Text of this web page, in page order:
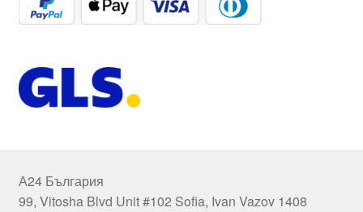
А24 България
99, Vitosha Blvd Unit #102 Sofia, Ivan Vazov 1408